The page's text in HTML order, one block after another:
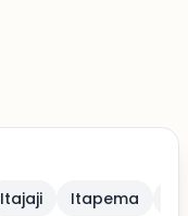
Itajaji Itapema